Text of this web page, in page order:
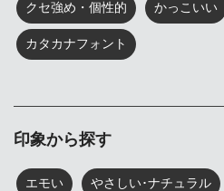
クセ強め・個性的 かっこいい
カタカナフォント
印象から探す
エモい やさしい･ナチュラル